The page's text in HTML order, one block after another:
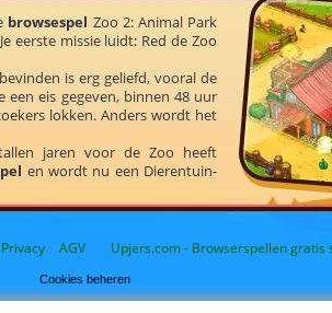
Privacy AGV Upjers.com - Browserspellen gratis
Cookies beheren
browsespel Zoo 2: Animal Park
eerste missie luidt: Red de Zoo
is erg geliefd, vooral de
een eis gegeven, binnen 48 uur
lokken. Anders wordt het
jaren voor de Zoo heeft
en wordt nu een Dierentuin-